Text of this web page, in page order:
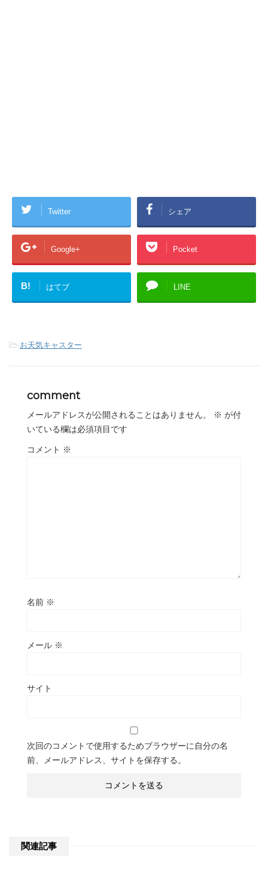
Twitter シェア
Google+ Pocket
B! はてブ LINE
-お天気キャスター
comment
メールアドレスが公開されることはありません。 ※ が付
いている欄は必須項目です
コメント ※
名前 ※
メール ※
サイト
次回のコメントで使用するためブラウザーに自分の名
前、メールアドレス、サイトを保存する。
関連記事